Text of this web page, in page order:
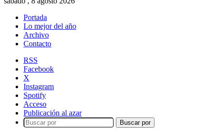
Portada
Lo mejor del año
Archivo
Contacto
RSS
Facebook
X
Instagram
Spotify
Acceso
Publicación al azar
Buscar por